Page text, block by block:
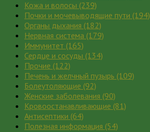
Кожа и волосы (239)
Почки и мочевыводящие пути (194)
Органы дыхания (182)
Нервная система (179)
Иммунитет (165)
Сердце и сосуды (134)
Прочие (122)
Печень и желчный пузырь (109)
Болеутоляющие (92)
Женские заболевания (90)
Кровоостанавливающие (81)
Антисептики (64)
Полезная информация (54)